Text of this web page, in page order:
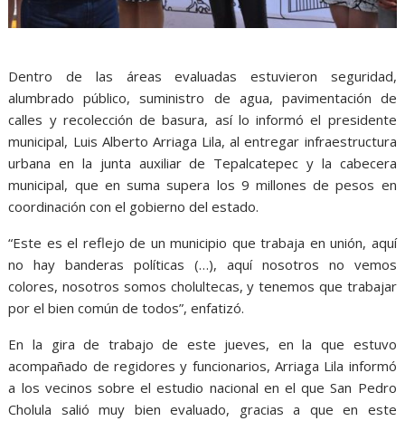
Dentro de las áreas evaluadas estuvieron seguridad,
alumbrado público, suministro de agua, pavimentación de
calles y recolección de basura, así lo informó el presidente
municipal, Luis Alberto Arriaga Lila, al entregar infraestructura
urbana en la junta auxiliar de Tepalcatepec y la cabecera
municipal, que en suma supera los 9 millones de pesos en
coordinación con el gobierno del estado.
“Este es el reflejo de un municipio que trabaja en unión, aquí
no hay banderas políticas (…), aquí nosotros no vemos
colores, nosotros somos cholultecas, y tenemos que trabajar
por el bien común de todos”, enfatizó.
En la gira de trabajo de este jueves, en la que estuvo
acompañado de regidores y funcionarios, Arriaga Lila informó
a los vecinos sobre el estudio nacional en el que San Pedro
Cholula salió muy bien evaluado, gracias a que en este